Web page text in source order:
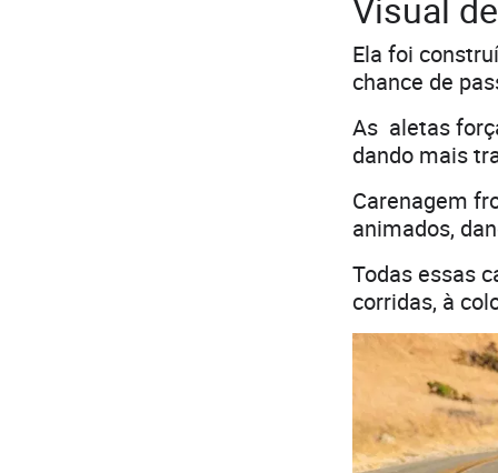
Visual
Ela foi
chance de
As aletas
dando mais
Carenagem
animados,
Todas essas
corridas, à